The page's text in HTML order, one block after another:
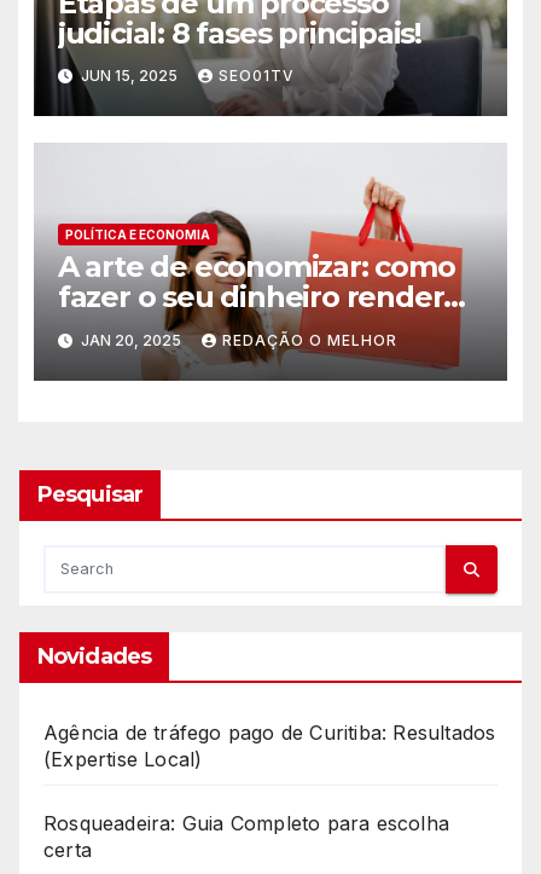
judicial: 8 fases principais!
JUN 15, 2025 SEO01TV
POLÍTICA E ECONOMIA
A arte de economizar: como
fazer o seu dinheiro render
nas compras?
JAN 20, 2025 REDAÇÃO O MELHOR
Pesquisar
Novidades
Agência de tráfego pago de Curitiba: Resultados
(Expertise Local)
Rosqueadeira: Guia Completo para escolha
certa